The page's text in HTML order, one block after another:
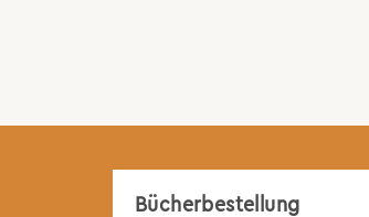
Bücherbestellung